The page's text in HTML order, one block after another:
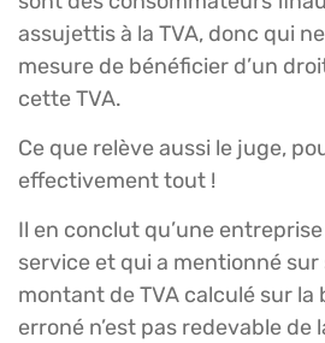
assujettis à la TVA, donc qui
mesure de bénéficier d’un
cette TVA.
Ce que relève aussi le juge,
effectivement tout !
Il en conclut qu’une
service et qui a mentionné
montant de TVA calculé sur la
erroné n’est pas redevable de